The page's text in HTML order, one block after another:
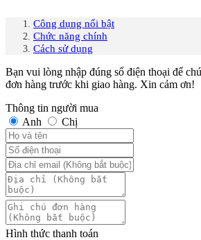
Công dụng nổi bật
Chức năng chính
Cách sử dụng
Bạn vui lòng nhập đúng số điện thoại để
đơn hàng trước khi giao hàng. Xin cảm ơn!
Thông tin người mua
Anh
Chị
Hình thức thanh toán